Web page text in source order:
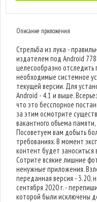
Описание приложения
Стрельба из лука -
издателем под Android
целесообразно отследить
необходимые системное
текущей версии. Для
Android - 4.1 и выше.
что это бесспорное
за этим осмотрите
вакантного объема
Посоветуем вам добыть
требованиях. В момент
контент будет заноситься
Сотрите всякие лишние
ненужные приложения.
переданная версия - 3.20,
сентября 2020 г. -
которой были исключены